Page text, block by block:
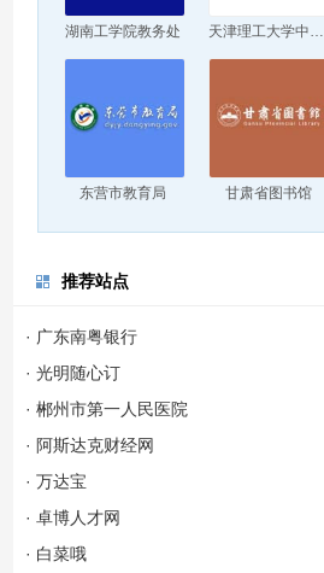
湖南工学院教务处 天津理工大学中环信息学院
东营市教育局 甘肃省图书馆
推荐站点
· 广东南粤银行
· 光明随心订
· 郴州市第一人民医院
· 阿斯达克财经网
· 万达宝
· 卓博人才网
· 白菜哦